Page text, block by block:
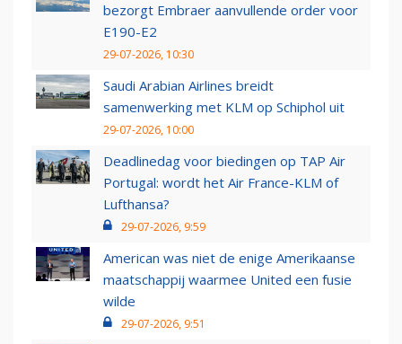
bezorgt Embraer aanvullende order voor
E190-E2
29-07-2026, 10:30
Saudi Arabian Airlines breidt
samenwerking met KLM op Schiphol uit
29-07-2026, 10:00
Deadlinedag voor biedingen op TAP Air
Portugal: wordt het Air France-KLM of
Lufthansa?
29-07-2026, 9:59
American was niet de enige Amerikaanse
maatschappij waarmee United een fusie
wilde
29-07-2026, 9:51